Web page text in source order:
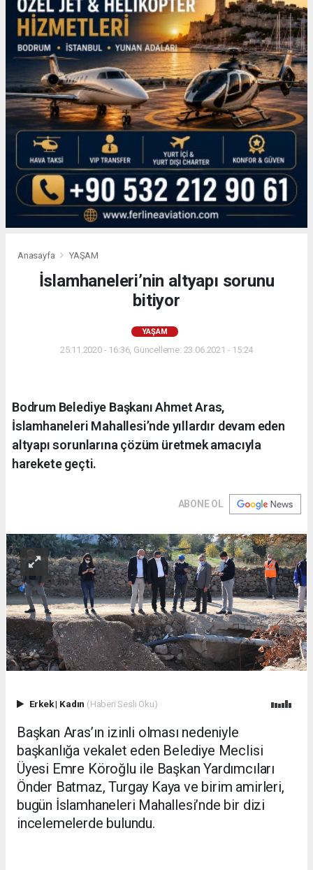
Anasayfa YAŞAM
İslamhaneleri’nin altyapı sorunu
bitiyor
YAŞAM
25.11.2020 - 16:36, Güncelleme: 23.06.2021 - 15:24
Bodrum Belediye Başkanı Ahmet Aras,
İslamhaneleri Mahallesi’nde yıllardır devam eden
altyapı sorunlarına çözüm üretmek amacıyla
harekete geçti.
ABONE OL
Erkek| Kadın (Haberi Sesli Oku)
Başkan Aras’ın izinli olması nedeniyle
başkanlığa vekalet eden Belediye Meclisi
Üyesi Emre Köroğlu ile Başkan Yardımcıları
Önder Batmaz, Turgay Kaya ve birim amirleri,
bugün İslamhaneleri Mahallesi’nde bir dizi
incelemelerde bulundu.